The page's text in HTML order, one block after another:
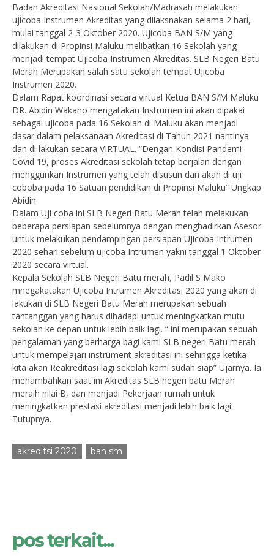
Badan Akreditasi Nasional Sekolah/Madrasah melakukan
ujicoba Instrumen Akreditas yang dilaksnakan selama 2 hari,
mulai tanggal 2-3 Oktober 2020. Ujicoba BAN S/M yang
dilakukan di Propinsi Maluku melibatkan 16 Sekolah yang
menjadi tempat Ujicoba Instrumen Akreditas. SLB Negeri Batu
Merah Merupakan salah satu sekolah tempat Ujicoba
Instrumen 2020.
Dalam Rapat koordinasi secara virtual Ketua BAN S/M Maluku
DR. Abidin Wakano mengatakan Instrumen ini akan dipakai
sebagai ujicoba pada 16 Sekolah di Maluku akan menjadi
dasar dalam pelaksanaan Akreditasi di Tahun 2021 nantinya
dan di lakukan secara VIRTUAL. “Dengan Kondisi Pandemi
Covid 19, proses Akreditasi sekolah tetap berjalan dengan
menggunkan Instrumen yang telah disusun dan akan di uji
coboba pada 16 Satuan pendidikan di Propinsi Maluku” Ungkap
Abidin
Dalam Uji coba ini SLB Negeri Batu Merah telah melakukan
beberapa persiapan sebelumnya dengan menghadirkan Asesor
untuk melakukan pendampingan persiapan Ujicoba Intrumen
2020 sehari sebelum ujicoba Intrumen yakni tanggal 1 Oktober
2020 secara virtual.
Kepala Sekolah SLB Negeri Batu merah, Padil S Mako
mnegakatakan Ujicoba Intrumen Akreditasi 2020 yang akan di
lakukan di SLB Negeri Batu Merah merupakan sebuah
tantanggan yang harus dihadapi untuk meningkatkan mutu
sekolah ke depan untuk lebih baik lagi. “ ini merupakan sebuah
pengalaman yang berharga bagi kami SLB negeri Batu merah
untuk mempelajari instrument akreditasi ini sehingga ketika
kita akan Reakreditasi lagi sekolah kami sudah siap” Ujarnya. Ia
menambahkan saat ini Akreditas SLB negeri batu Merah
meraih nilai B, dan menjadi Pekerjaan rumah untuk
meningkatkan prestasi akreditasi menjadi lebih baik lagi.
Tutupnya.
akreditsi 2020 ban sm
pos terkait...